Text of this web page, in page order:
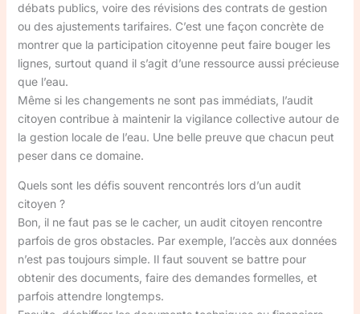
débats publics, voire des révisions des contrats de gestion
ou des ajustements tarifaires. C’est une façon concrète de
montrer que la participation citoyenne peut faire bouger les
lignes, surtout quand il s’agit d’une ressource aussi précieuse
que l’eau.
Même si les changements ne sont pas immédiats, l’audit
citoyen contribue à maintenir la vigilance collective autour de
la gestion locale de l’eau. Une belle preuve que chacun peut
peser dans ce domaine.
Quels sont les défis souvent rencontrés lors d’un audit
citoyen ?
Bon, il ne faut pas se le cacher, un audit citoyen rencontre
parfois de gros obstacles. Par exemple, l’accès aux données
n’est pas toujours simple. Il faut souvent se battre pour
obtenir des documents, faire des demandes formelles, et
parfois attendre longtemps.